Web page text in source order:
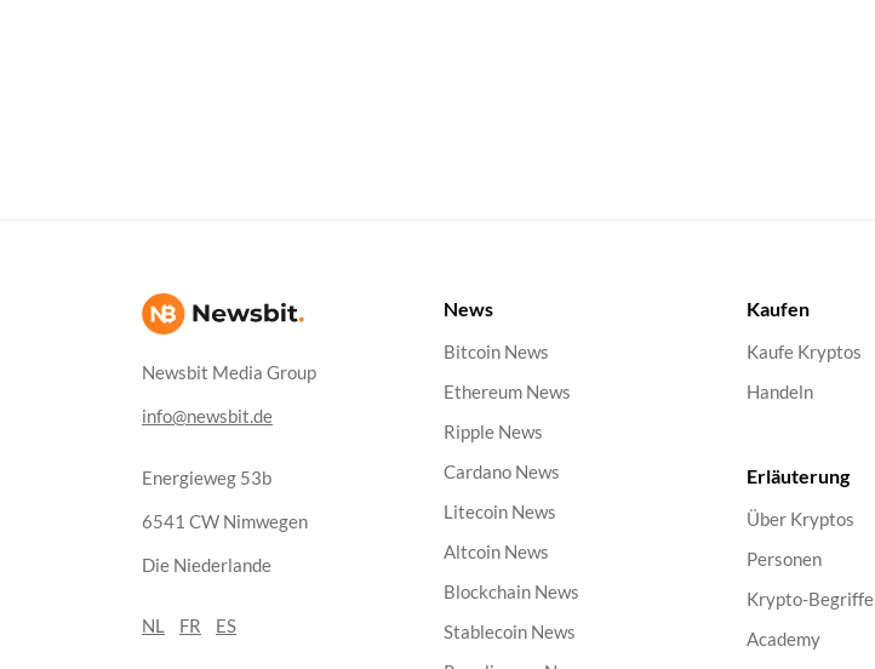
Newsbit Media Group
info@newsbit.de
Energieweg 53b
6541 CW Nimwegen
Die Niederlande
NL FR ES
News
Bitcoin News
Ethereum News
Ripple News
Cardano News
Litecoin News
Altcoin News
Blockchain News
Stablecoin News
Kaufen
Kaufe Kryptos
Handeln
Erläuterung
Über Kryptos
Personen
Krypto-Begriffe
Academy